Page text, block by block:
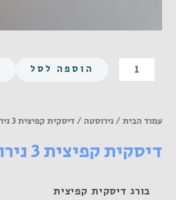
כמות
של
נירוסטה
הוספה לסל
עמוד הבית /נירוסטה / דיסקית קפיצית 3 נירוסטה A2
דיסקית קפיצית 3 נירוסטה A2
בורג דיסקית קפיצית